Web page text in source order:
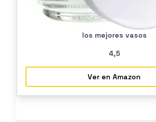
los mejores vasos
4,5
Ver en Amazon